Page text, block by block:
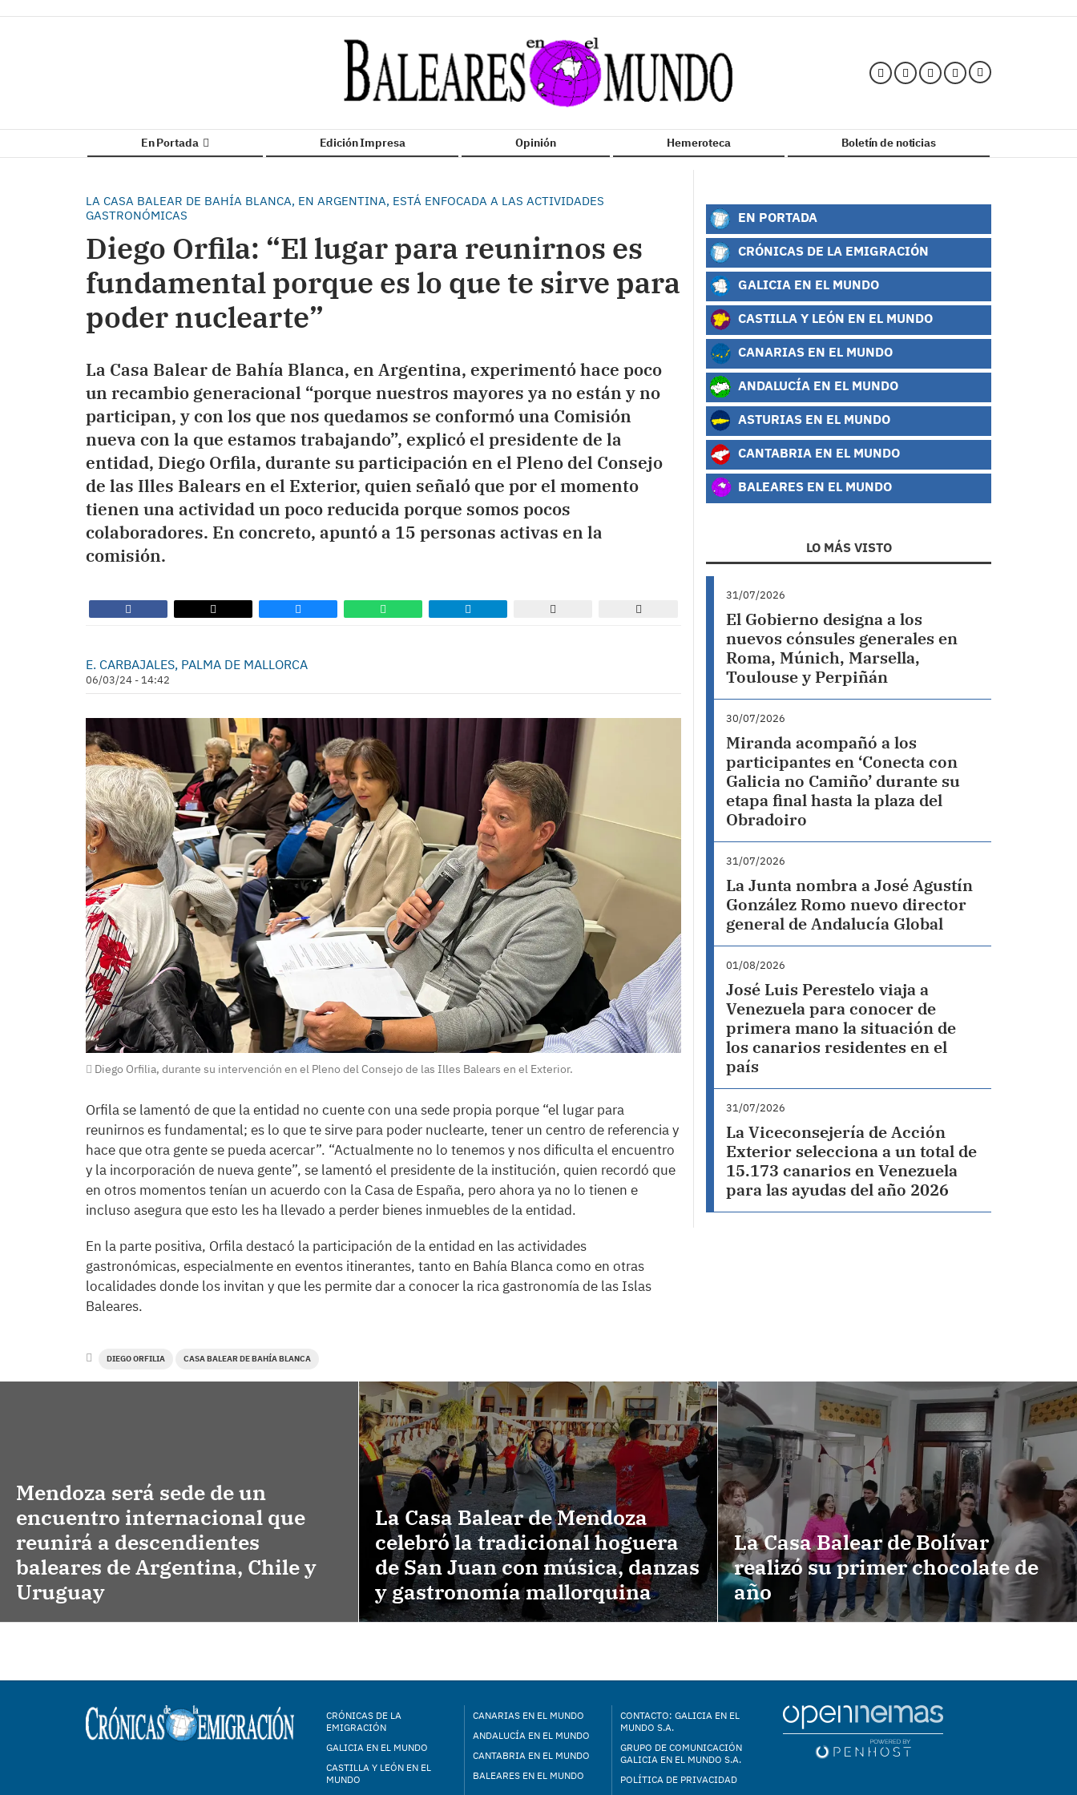
En Portada Edición Impresa Opinión Hemeroteca Boletín de noticias
LA CASA BALEAR DE BAHÍA BLANCA, EN ARGENTINA, ESTÁ ENFOCADA A LAS ACTIVIDADES
GASTRONÓMICAS
Diego Orfila: “El lugar para reunirnos es
fundamental porque es lo que te sirve para
poder nuclearte”
La Casa Balear de Bahía Blanca, en Argentina, experimentó hace poco
un recambio generacional “porque nuestros mayores ya no están y no
participan, y con los que nos quedamos se conformó una Comisión
nueva con la que estamos trabajando”, explicó el presidente de la
entidad, Diego Orfila, durante su participación en el Pleno del Consejo
de las Illes Balears en el Exterior, quien señaló que por el momento
tienen una actividad un poco reducida porque somos pocos
colaboradores. En concreto, apuntó a 15 personas activas en la
comisión.
E. CARBAJALES, PALMA DE MALLORCA
06/03/24 - 14:42
Diego Orfilia, durante su intervención en el Pleno del Consejo de las Illes Balears en el Exterior.
Orfila se lamentó de que la entidad no cuente con una sede propia porque “el lugar para
reunirnos es fundamental; es lo que te sirve para poder nuclearte, tener un centro de referencia y
hace que otra gente se pueda acercar”. “Actualmente no lo tenemos y nos dificulta el encuentro
y la incorporación de nueva gente”, se lamentó el presidente de la institución, quien recordó que
en otros momentos tenían un acuerdo con la Casa de España, pero ahora ya no lo tienen e
incluso asegura que esto les ha llevado a perder bienes inmuebles de la entidad.
En la parte positiva, Orfila destacó la participación de la entidad en las actividades
gastronómicas, especialmente en eventos itinerantes, tanto en Bahía Blanca como en otras
localidades donde los invitan y que les permite dar a conocer la rica gastronomía de las Islas
Baleares.
DIEGO ORFILIA CASA BALEAR DE BAHÍA BLANCA
EN PORTADA
CRÓNICAS DE LA EMIGRACIÓN
GALICIA EN EL MUNDO
CASTILLA Y LEÓN EN EL MUNDO
CANARIAS EN EL MUNDO
ANDALUCÍA EN EL MUNDO
ASTURIAS EN EL MUNDO
CANTABRIA EN EL MUNDO
BALEARES EN EL MUNDO
LO MÁS VISTO
31/07/2026
El Gobierno designa a los
nuevos cónsules generales en
Roma, Múnich, Marsella,
Toulouse y Perpiñán
30/07/2026
Miranda acompañó a los
participantes en ‘Conecta con
Galicia no Camiño’ durante su
etapa final hasta la plaza del
Obradoiro
31/07/2026
La Junta nombra a José Agustín
González Romo nuevo director
general de Andalucía Global
01/08/2026
José Luis Perestelo viaja a
Venezuela para conocer de
primera mano la situación de
los canarios residentes en el
país
31/07/2026
La Viceconsejería de Acción
Exterior selecciona a un total de
15.173 canarios en Venezuela
para las ayudas del año 2026
Mendoza será sede de un
encuentro internacional que
reunirá a descendientes
baleares de Argentina, Chile y
Uruguay
La Casa Balear de Mendoza
celebró la tradicional hoguera
de San Juan con música, danzas
y gastronomía mallorquina
La Casa Balear de Bolívar
realizó su primer chocolate de
año
CRÓNICAS DE LA
EMIGRACIÓN
GALICIA EN EL MUNDO
CASTILLA Y LEÓN EN EL
MUNDO
CANARIAS EN EL MUNDO
ANDALUCÍA EN EL MUNDO
CANTABRIA EN EL MUNDO
BALEARES EN EL MUNDO
CONTACTO: GALICIA EN EL
MUNDO S.A.
GRUPO DE COMUNICACIÓN
GALICIA EN EL MUNDO S.A.
POLÍTICA DE PRIVACIDAD